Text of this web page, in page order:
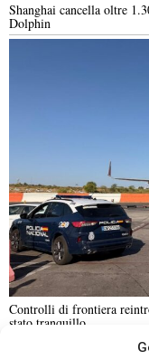
Shanghai cancella oltre
Dolphin
Controlli di frontiera
stato tranquillo